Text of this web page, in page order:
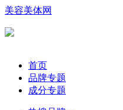
美容美体网
首页
品牌专题
成分专题